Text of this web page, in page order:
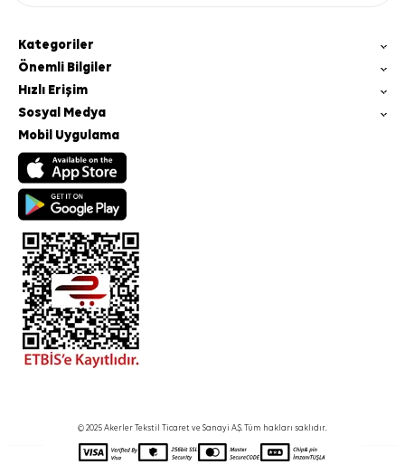
Kategoriler
Önemli Bilgiler
Hızlı Erişim
Sosyal Medya
Mobil Uygulama
© 2025 Akerler Tekstil Ticaret ve Sanayi A.Ş. Tüm hakları saklıdır.